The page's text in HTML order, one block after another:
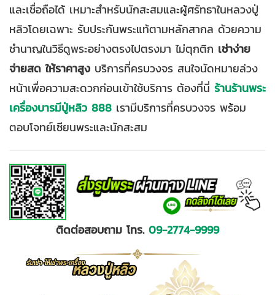
และเชื่อถือได้ เหมาะสำหรับนักสะสมและผู้ศรัทธาในหลวงปู่
หลิวโดยเฉพาะ รับประกันพระแท้ตามหลักสากล ด้วยความ
ชำนาญในวิธีดูพระอย่างตรงไปตรงมา ไม่ตุกติก เช่าง่าย
จ่ายสด ให้ราคาสูง บริการที่ครบวงจร สนใจนัดหมายล่วง
หน้าเพื่อความสะดวกก่อนเข้าใช้บริการ ต้องที่นี่ ร้านร้านพระ
เครื่องบารมีปู่หลิว 888 เรามีบริการที่ครบวงจร พร้อม
ตอบโจทย์เซียนพระและนักสะสม
ติดต่อสอบถาม โทร. 09-2774-9999